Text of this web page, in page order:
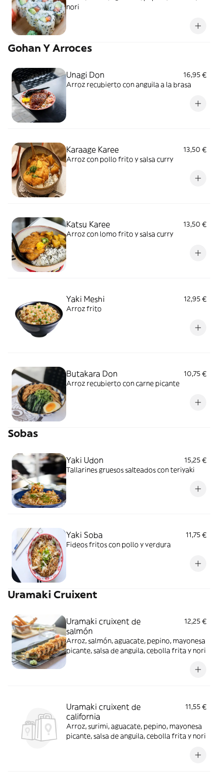
nori
Gohan Y Arroces
Unagi Don
16,95 €
Arroz recubierto con anguila a la brasa
Karaage Karee
13,50 €
Arroz con pollo frito y salsa curry
Katsu Karee
13,50 €
Arroz con lomo frito y salsa curry
Yaki Meshi
12,95 €
Arroz frito
Butakara Don
10,75 €
Arroz recubierto con carne picante
Sobas
Yaki Udon
15,25 €
Tallarines gruesos salteados con teriyaki
Yaki Soba
11,75 €
Fideos fritos con pollo y verdura
Uramaki Cruixent
Uramaki cruixent de
salmón
12,25 €
Arroz, salmón, aguacate, pepino, mayonesa
picante, salsa de anguila, cebolla frita y nori
Uramaki cruixent de
california
11,55 €
Arroz, surimi, aguacate, pepino, mayonesa
picante, salsa de anguila, cebolla frita y nori